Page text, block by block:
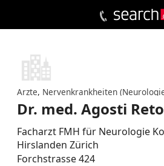
Ärzte, Nervenkrankheiten
Dr. med. Agosti Reto
Facharzt FMH für Neurologie
Hirslanden Zürich
Forchstrasse 424